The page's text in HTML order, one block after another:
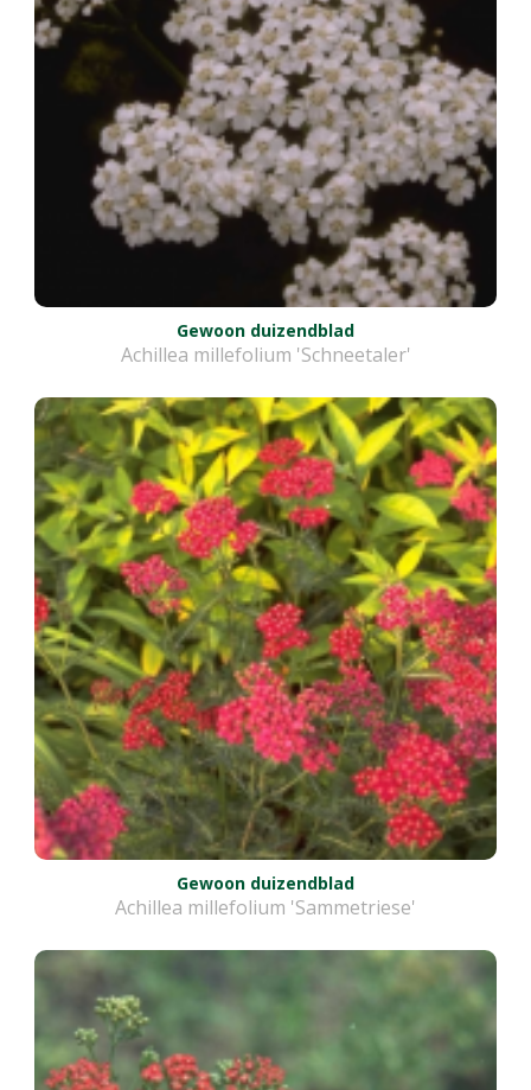
Gewoon duizendblad
Achillea millefolium 'Schneetaler'
Gewoon duizendblad
Achillea millefolium 'Sammetriese'